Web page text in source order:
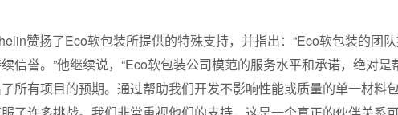
赞扬了Eco软包装所提供的特殊支持，并指出：“Eco软包装的团
信誉。”他继续说，“Eco软包装公司模范的服务水平和承诺，绝对
所有项目的预期。通过帮助我们开发不影响性能或质量的单一材料